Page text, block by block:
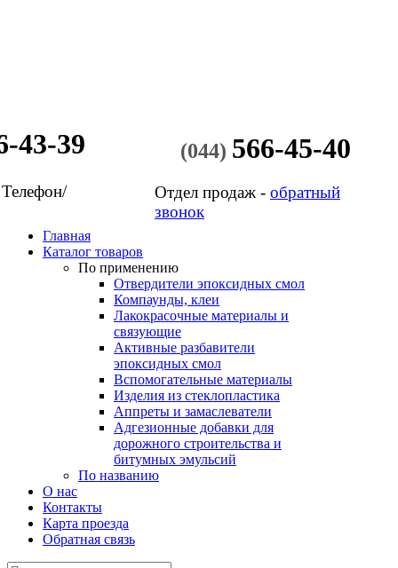
43-39 (044) 566-45-40
Отдел продаж - обратный
звонок
Главная
Каталог товаров
По применению
Отвердители эпоксидных смол
Компаунды, клеи
Лакокрасочные материалы и
связующие
Активные разбавители
эпоксидных смол
Вспомогательные материалы
Изделия из стеклопластика
Аппреты и замаслеватели
Адгезионные добавки для
дорожного строительства и
битумных эмульсий
По названию
О нас
Контакты
Карта проезда
Обратная связь